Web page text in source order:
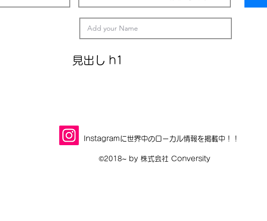
見出し h1
Instagramに世界中のローカル情報を掲載中！！
©2018~ by 株式会社 Conversity